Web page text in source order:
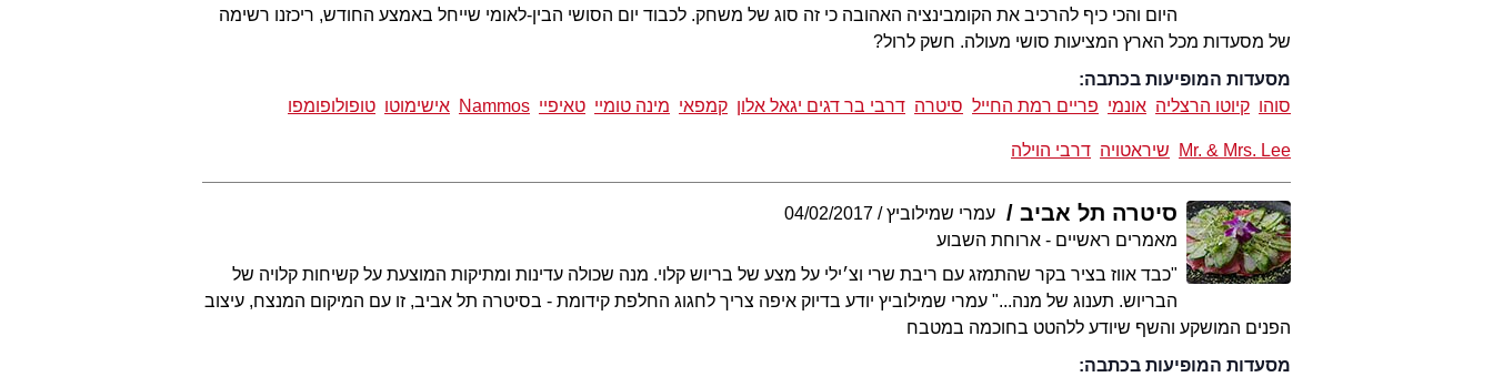
היום והכי כיף להרכיב את הקומבינציה האהובה כי זה סוג של משחק. לכבוד יום הסושי הבין-לאומי שייחל באמצע החודש, ריכזנו רשימה
של מסעדות מכל הארץ המציעות סושי מעולה. חשק לרול?
מסעדות המופיעות בכתבה:
סוהו קיוטו הרצליה אונמי פריים רמת החייל סיטרה דרבי בר דגים יגאל אלון קמפאי מינה טומיי טאיפיי Nammos אישימוטו טופולופומפו
Mr. & Mrs. Lee שיראטויה דרבי הוילה
סיטרה תל אביב עמרי שמילוביץ
04/02/2017
מאמרים ראשיים - ארוחת השבוע
"כבד אווז בציר בקר שהתמזג עם ריבת שרי וצ׳ילי על מצע של בריוש קלוי. מנה שכולה עדינות ומתיקות המוצעת על קשיחות קלויה של
הבריוש. תענוג של מנה..." עמרי שמילוביץ יודע בדיוק איפה צריך לחגוג החלפת קידומת - בסיטרה תל אביב, זו עם המיקום המנצח, עיצוב
הפנים המושקע והשף שיודע ללהטט בחוכמה במטבח
מסעדות המופיעות בכתבה: